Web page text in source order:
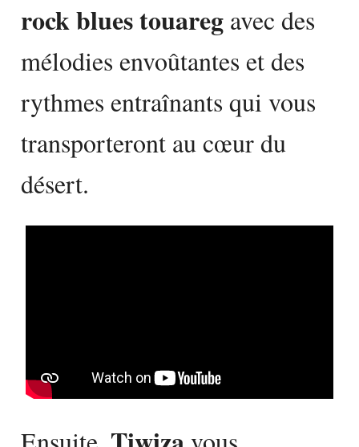
rock blues touareg avec des
mélodies envoûtantes et des
rythmes entraînants qui vous
transporteront au cœur du
désert.